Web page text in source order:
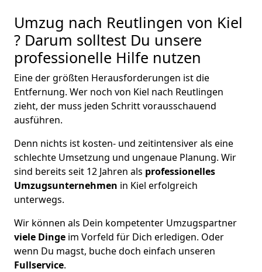
Umzug nach Reutlingen von Kiel
? Darum solltest Du unsere
professionelle Hilfe nutzen
Eine der größten Herausforderungen ist die
Entfernung. Wer noch von Kiel nach Reutlingen
zieht, der muss jeden Schritt vorausschauend
ausführen.
Denn nichts ist kosten- und zeitintensiver als eine
schlechte Umsetzung und ungenaue Planung. Wir
sind bereits seit 12 Jahren als professionelles
Umzugsunternehmen in Kiel erfolgreich
unterwegs.
Wir können als Dein kompetenter Umzugspartner
viele Dinge im Vorfeld für Dich erledigen. Oder
wenn Du magst, buche doch einfach unseren
Fullservice.